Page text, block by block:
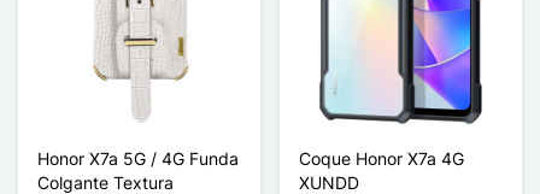
Honor X7a 5G / 4G Funda
Colgante Textura
Coque Honor X7a 4G
XUNDD